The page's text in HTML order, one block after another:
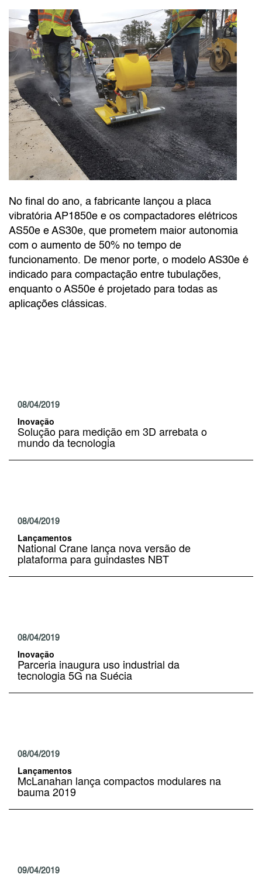
No final do ano, a fabricante lançou a placa
vibratória AP1850e e os compactadores elétricos
AS50e e AS30e, que prometem maior autonomia
com o aumento de 50% no tempo de
funcionamento. De menor porte, o modelo AS30e é
indicado para compactação entre tubulações,
enquanto o AS50e é projetado para todas as
aplicações clássicas.
08/04/2019
Inovação
Solução para medição em 3D arrebata o
mundo da tecnologia
08/04/2019
Lançamentos
National Crane lança nova versão de
plataforma para guindastes NBT
08/04/2019
Inovação
Parceria inaugura uso industrial da
tecnologia 5G na Suécia
08/04/2019
Lançamentos
McLanahan lança compactos modulares na
bauma 2019
09/04/2019